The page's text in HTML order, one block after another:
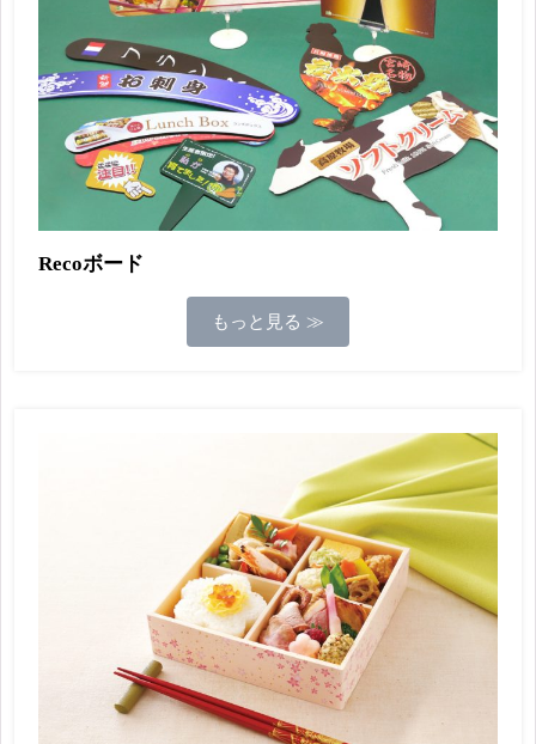
Recoボード
もっと見る ≫